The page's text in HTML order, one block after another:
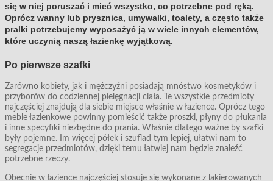
się w niej poruszać i mieć wszystko, co potrzebne pod ręką.
Oprócz wanny lub prysznica, umywalki, toalety, a często także
pralki potrzebujemy wyposażyć ją w wiele innych elementów,
które uczynią naszą łazienkę wyjątkową.
Po pierwsze szafki
Zarówno kobiety, jak i mężczyźni posiadają mnóstwo kosmetyków i
przyborów do codziennej pielęgnacji ciała. Te wszystkie przedmioty
najczęściej znajdują dla siebie miejsce właśnie w łazience. Oprócz tego
meble łazienkowe powinny pomieścić także proszki, płyny do płukania
i inne specyfiki niezbędne do prania. Właśnie dlatego ważne by szafki
były pojemne. Im więcej półek i szuflad tym lepiej, ułatwi nam to
segregacje przedmiotów, dzięki temu łatwiej nam będzie znaleźć
potrzebne rzeczy.
Obecnie w łazience najczęściej stosuje się wykonane z lakierowanych